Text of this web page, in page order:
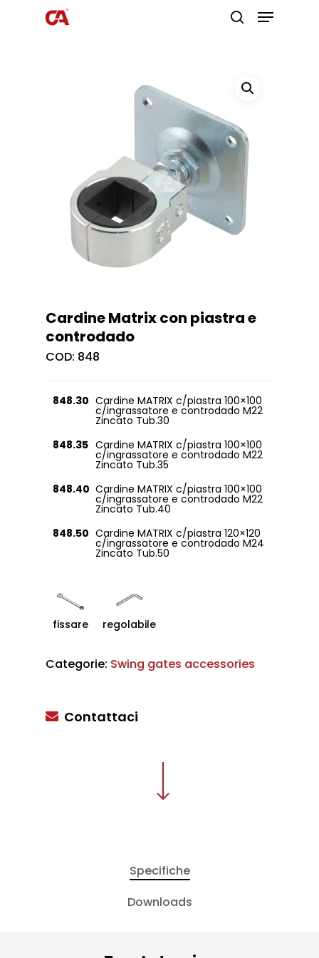
Cardine Matrix con piastra e
controdado
COD: 848
848.30 Cardine MATRIX c/piastra 100×100
c/ingrassatore e controdado M22
Zincato Tub.30
848.35 Cardine MATRIX c/piastra 100×100
c/ingrassatore e controdado M22
Zincato Tub.35
848.40 Cardine MATRIX c/piastra 100×100
c/ingrassatore e controdado M22
Zincato Tub.40
848.50 Cardine MATRIX c/piastra 120×120
c/ingrassatore e controdado M24
Zincato Tub.50
fissare regolabile
Categorie: Swing gates accessories
Contattaci
Specifiche
Downloads